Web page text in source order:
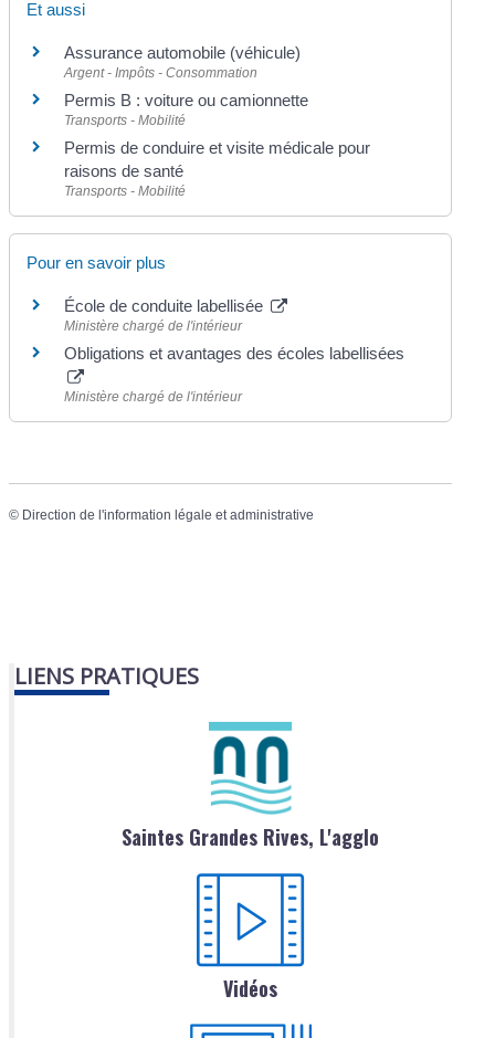
Et aussi
Assurance automobile (véhicule)
Argent - Impôts - Consommation
Permis B : voiture ou camionnette
Transports - Mobilité
Permis de conduire et visite médicale pour
raisons de santé
Transports - Mobilité
Pour en savoir plus
École de conduite labellisée
Ministère chargé de l'intérieur
Obligations et avantages des écoles labellisées
Ministère chargé de l'intérieur
© Direction de l'information légale et administrative
LIENS PRATIQUES
Saintes Grandes Rives, L'agglo
Vidéos